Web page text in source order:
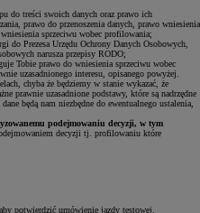
do treści swoich danych oraz prawo ich
prawo do przenoszenia danych, prawo wniesienia
sprzeciwu wobec profilowania;
do Prezesa Urzędu Ochrony Danych Osobowych,
narusza przepisy RODO;
Tobie prawo do wniesienia sprzeciwu wobec
uzasadnionego interesu, opisanego powyżej.
chyba że będziemy w stanie wykazać, że
prawnie uzasadnione podstawy, które są nadrzędne
będą nam niezbędne do ewentualnego ustalenia,
podejmowaniu decyzji, w tym
decyzji tj. profilowaniu które
potwierdzić umówienie jazdy testowej.